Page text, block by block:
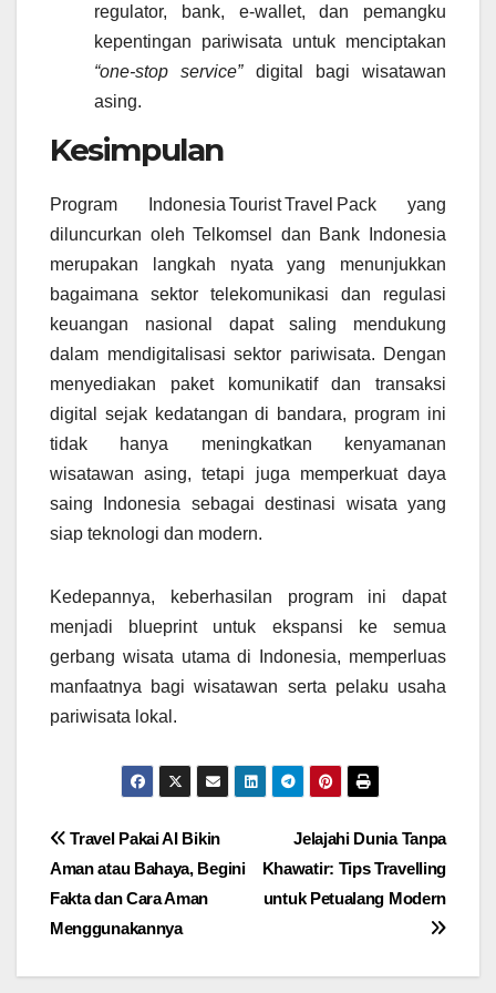
regulator, bank, e‑wallet, dan pemangku
kepentingan pariwisata untuk menciptakan
“one‑stop service”digital bagi wisatawan
asing.
Kesimpulan
Program Indonesia Tourist Travel Pack yang
diluncurkan oleh Telkomsel dan Bank Indonesia
merupakan langkah nyata yang menunjukkan
bagaimana sektor telekomunikasi dan regulasi
keuangan nasional dapat saling mendukung
dalam mendigitalisasi sektor pariwisata. Dengan
menyediakan paket komunikatif dan transaksi
digital sejak kedatangan di bandara, program ini
tidak hanya meningkatkan kenyamanan
wisatawan asing, tetapi juga memperkuat daya
saing Indonesia sebagai destinasi wisata yang
siap teknologi dan modern.
Kedepannya, keberhasilan program ini dapat
menjadi blueprint untuk ekspansi ke semua
gerbang wisata utama di Indonesia, memperluas
manfaatnya bagi wisatawan serta pelaku usaha
pariwisata lokal.
Navigasi
pos
Jelajahi Dunia Tanpa
Khawatir: Tips Travelling
untuk Petualang Modern
Travel Pakai AI Bikin
Aman atau Bahaya, Begini
Fakta dan Cara Aman
Menggunakannya